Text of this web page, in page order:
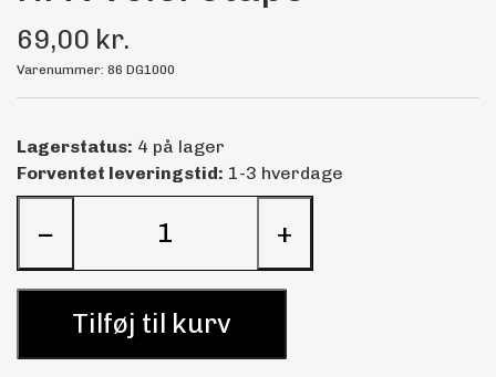
69,00 kr.
Varenummer: 86 DG1000
Lagerstatus: 4 på lager
Forventet leveringstid: 1-3 hverdage
− +
Tilføj til kurv